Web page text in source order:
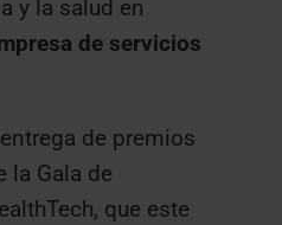
y la salud en
de servicios
de premios
la Gala de
que este